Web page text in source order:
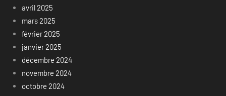
avril 2025
mars 2025
février 2025
janvier 2025
décembre 2024
novembre 2024
octobre 2024